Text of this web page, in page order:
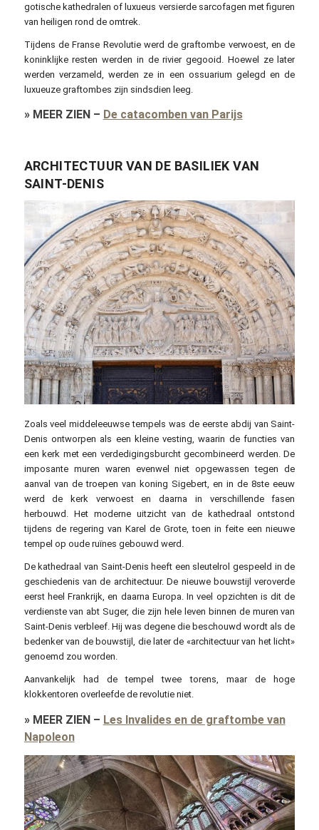
gotische kathedralen of luxueus versierde sarcofagen met figuren
van heiligen rond de omtrek.
Tijdens de Franse Revolutie werd de graftombe verwoest, en de
koninklijke resten werden in de rivier gegooid. Hoewel ze later
werden verzameld, werden ze in een ossuarium gelegd en de
luxueuze graftombes zijn sindsdien leeg.
» MEER ZIEN – De catacomben van Parijs
ARCHITECTUUR VAN DE BASILIEK VAN
SAINT-DENIS
Zoals veel middeleeuwse tempels was de eerste abdij van Saint-
Denis ontworpen als een kleine vesting, waarin de functies van
een kerk met een verdedigingsburcht gecombineerd werden. De
imposante muren waren evenwel niet opgewassen tegen de
aanval van de troepen van koning Sigebert, en in de 8ste eeuw
werd de kerk verwoest en daarna in verschillende fasen
herbouwd. Het moderne uitzicht van de kathedraal ontstond
tijdens de regering van Karel de Grote, toen in feite een nieuwe
tempel op oude ruïnes gebouwd werd.
De kathedraal van Saint-Denis heeft een sleutelrol gespeeld in de
geschiedenis van de architectuur. De nieuwe bouwstijl veroverde
eerst heel Frankrijk, en daarna Europa. In veel opzichten is dit de
verdienste van abt Suger, die zijn hele leven binnen de muren van
Saint-Denis verbleef. Hij was degene die beschouwd wordt als de
bedenker van de bouwstijl, die later de «architectuur van het licht»
genoemd zou worden.
Aanvankelijk had de tempel twee torens, maar de hoge
klokkentoren overleefde de revolutie niet.
» MEER ZIEN– Les Invalides en de graftombe van
Napoleon